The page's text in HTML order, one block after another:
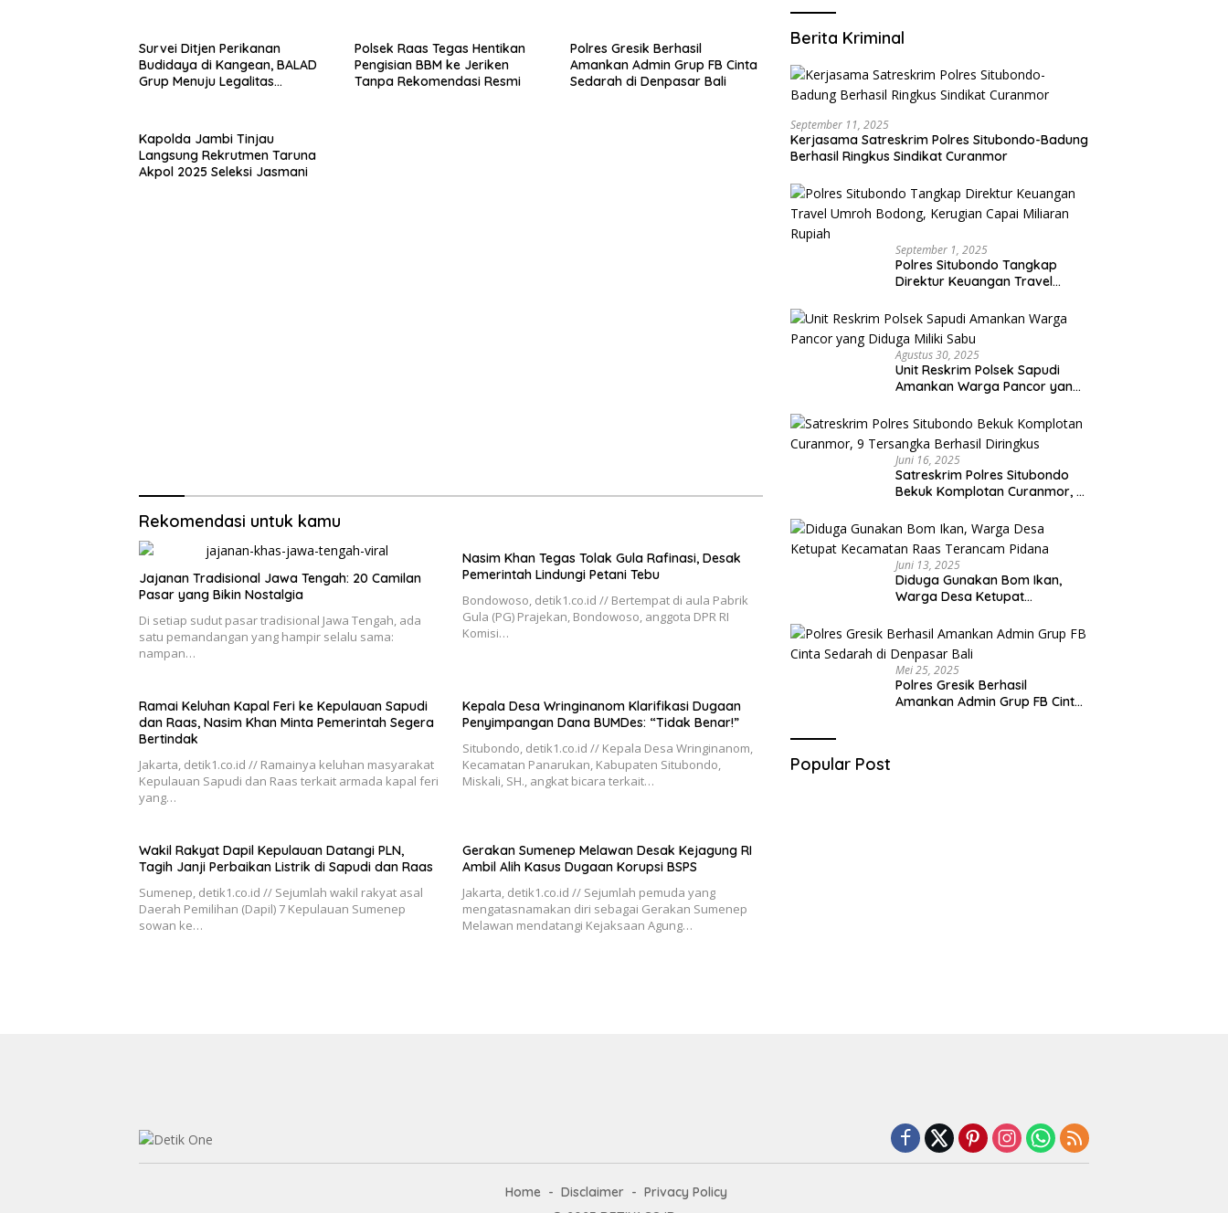
Survei Ditjen Perikanan
Budidaya di Kangean, BALAD
Grup Menuju Legalitas
Polsek Raas Tegas Hentikan
Pengisian BBM ke Jeriken
Tanpa Rekomendasi Resmi
Polres Gresik Berhasil
Amankan Admin Grup FB Cinta
Sedarah di Denpasar Bali
Kapolda Jambi Tinjau
Langsung Rekrutmen Taruna
Akpol 2025 Seleksi Jasmani
Rekomendasi untuk kamu
Jajanan Tradisional Jawa Tengah: 20 Camilan
Pasar yang Bikin Nostalgia
Di setiap sudut pasar tradisional Jawa Tengah, ada
satu pemandangan yang hampir selalu sama:
nampan…
Nasim Khan Tegas Tolak Gula Rafinasi, Desak
Pemerintah Lindungi Petani Tebu
Bondowoso, detik1.co.id // Bertempat di aula Pabrik
Gula (PG) Prajekan, Bondowoso, anggota DPR RI
Komisi…
Ramai Keluhan Kapal Feri ke Kepulauan Sapudi
dan Raas, Nasim Khan Minta Pemerintah Segera
Bertindak
Jakarta, detik1.co.id // Ramainya keluhan masyarakat
Kepulauan Sapudi dan Raas terkait armada kapal feri
yang…
Kepala Desa Wringinanom Klarifikasi Dugaan
Penyimpangan Dana BUMDes: “Tidak Benar!”
Situbondo, detik1.co.id // Kepala Desa Wringinanom,
Kecamatan Panarukan, Kabupaten Situbondo,
Miskali, SH., angkat bicara terkait…
Wakil Rakyat Dapil Kepulauan Datangi PLN,
Tagih Janji Perbaikan Listrik di Sapudi dan Raas
Sumenep, detik1.co.id // Sejumlah wakil rakyat asal
Daerah Pemilihan (Dapil) 7 Kepulauan Sumenep
sowan ke…
Gerakan Sumenep Melawan Desak Kejagung RI
Ambil Alih Kasus Dugaan Korupsi BSPS
Jakarta, detik1.co.id // Sejumlah pemuda yang
mengatasnamakan diri sebagai Gerakan Sumenep
Melawan mendatangi Kejaksaan Agung…
Berita Kriminal
September 11, 2025
Kerjasama Satreskrim Polres Situbondo-Badung
Berhasil Ringkus Sindikat Curanmor
September 1, 2025
Polres Situbondo Tangkap
Direktur Keuangan Travel
Capai Miliaran Rupiah
Agustus 30, 2025
Unit Reskrim Polsek Sapudi
Amankan Warga Pancor yang
Juni 16, 2025
Satreskrim Polres Situbondo
Bekuk Komplotan Curanmor, 9
Juni 13, 2025
Diduga Gunakan Bom Ikan,
Warga Desa Ketupat
Pidana
Mei 25, 2025
Polres Gresik Berhasil
Amankan Admin Grup FB Cinta
Popular Post
Home Disclaimer
Privacy Policy